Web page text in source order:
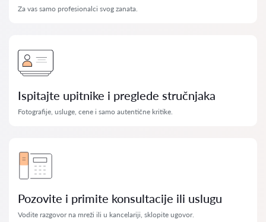
Za vas samo profesionalci svog zanata.
Ispitajte upitnike i preglede stručnjaka
Fotografije, usluge, cene i samo autentične kritike.
Pozovite i primite konsultacije ili uslugu
Vodite razgovor na mreži ili u kancelariji, sklopite ugovor.